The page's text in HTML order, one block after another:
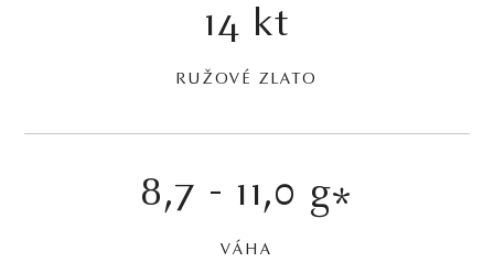
14 kt
RUŽOVÉ ZLATO
8,7 - 11,0 g*
VÁHA